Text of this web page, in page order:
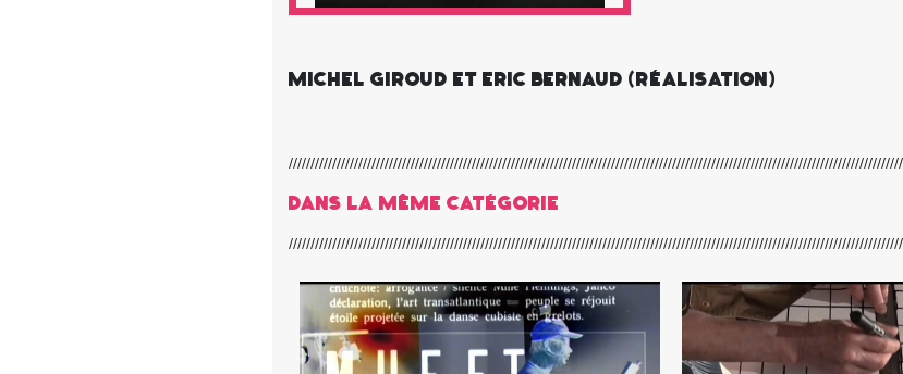
Michel Giroud et Eric Bernaud (réalisation)
Dans la même catégorie